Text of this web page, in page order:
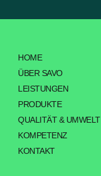
HOME
ÜBER SAVO
LEISTUNGEN
PRODUKTE
QUALITÄT & UMWELT
KOMPETENZ
KONTAKT